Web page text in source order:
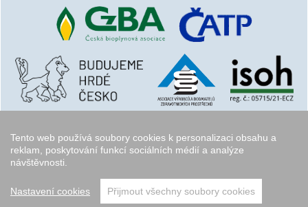
Tento web používá soubory cookies k personalizaci obsahu a
reklam, poskytování funkcí sociálních médií a analýze
návštěvnosti.
Nastavení cookies Přijmout všechny soubory cookies
přeskočit nahoru ↑